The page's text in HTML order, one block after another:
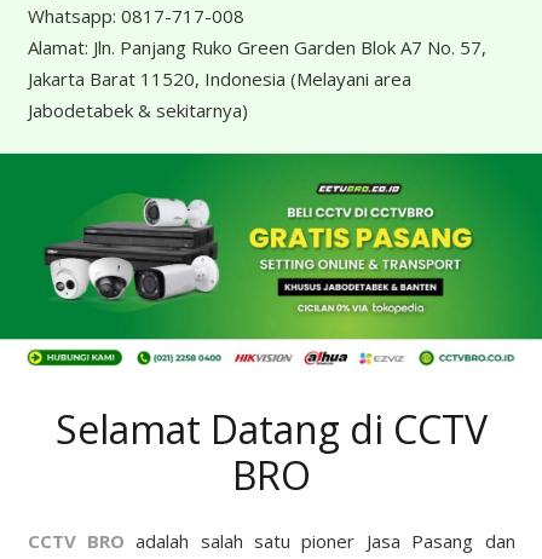
Whatsapp: 0817-717-008
Alamat: Jln. Panjang Ruko Green Garden Blok A7 No. 57,
Jakarta Barat 11520, Indonesia (Melayani area
Jabodetabek & sekitarnya)
Selamat Datang di CCTV
BRO
CCTV BRO adalah salah satu pioner Jasa Pasang dan